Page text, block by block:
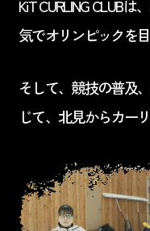
KiT CURLING CLUB
気でオリンピックを
そして、競技の普及
じて、北見からカー